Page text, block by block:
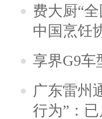
费大厨“
中国烹饪
享界G9车
广东雷州
行为”：